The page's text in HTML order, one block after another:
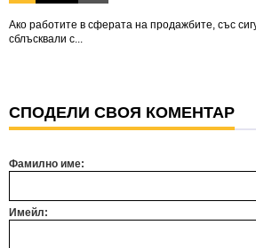
Ако работите в сферата на продажбите, със
сблъсквали с...
СПОДЕЛИ СВОЯ КОМЕНТАР
Фамилно име:
Имейл: